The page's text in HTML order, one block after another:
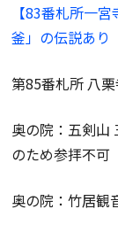
【83番札所一
釜」の伝説あり
第85番札所 八栗
奥の院：五剣山
のため参拝不可
奥の院：竹居観